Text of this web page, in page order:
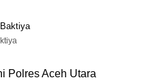
Polres Aceh Utara